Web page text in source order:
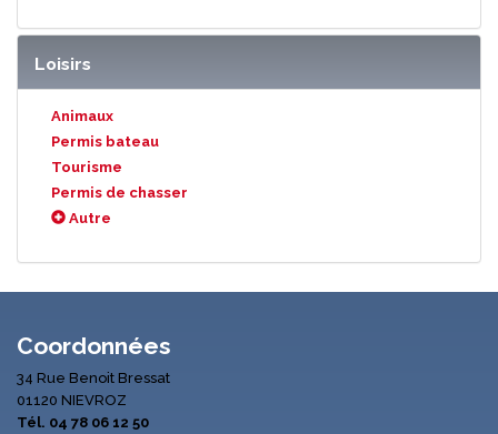
Loisirs
Animaux
Permis bateau
Tourisme
Permis de chasser
Autre
Coordonnées
34 Rue Benoit Bressat
01120 NIEVROZ
Tél. 04 78 06 12 50